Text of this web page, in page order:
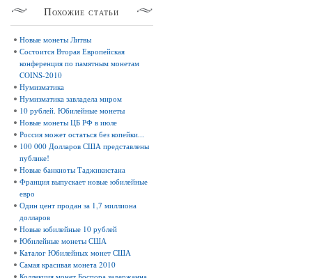
Похожие статьи
Новые монеты Литвы
Состоится Вторая Европейская
конференция по памятным монетам
COINS-2010
Нумизматика
Нумизматика завладела миром
10 рублей. Юбилейные монеты
Новые монеты ЦБ РФ в июле
Россия может остаться без копейки...
100 000 Долларов США представлены
публике!
Новые банкноты Таджикистана
Франция выпускает новые юбилейные
евро
Один цент продан за 1,7 миллиона
долларов
Новые юбилейные 10 рублей
Юбилейные монеты США
Каталог Юбилейных монет США
Самая красивая монета 2010